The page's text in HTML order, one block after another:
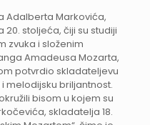
Adalberta Markovića,
stoljeća, čiji su studiji
zvuka i složenim
Amadeusa Mozarta,
potvrdio skladateljevu
melodijsku briljantnost.
bisom u kojem su
skladatelja 18.